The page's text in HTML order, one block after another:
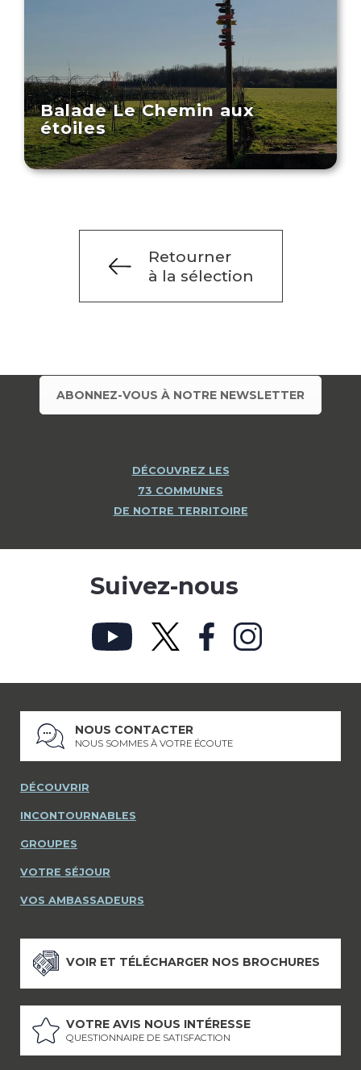
Balade Le Chemin aux
étoiles
Retourner
à la sélection
ABONNEZ-VOUS À NOTRE NEWSLETTER
DÉCOUVREZ LES
73 COMMUNES
DE NOTRE TERRITOIRE
Suivez-nous
NOUS CONTACTER
NOUS SOMMES À VOTRE ÉCOUTE
DÉCOUVRIR
INCONTOURNABLES
GROUPES
VOTRE SÉJOUR
VOS AMBASSADEURS
VOIR ET TÉLÉCHARGER NOS BROCHURES
VOTRE AVIS NOUS INTÉRESSE
QUESTIONNAIRE DE SATISFACTION